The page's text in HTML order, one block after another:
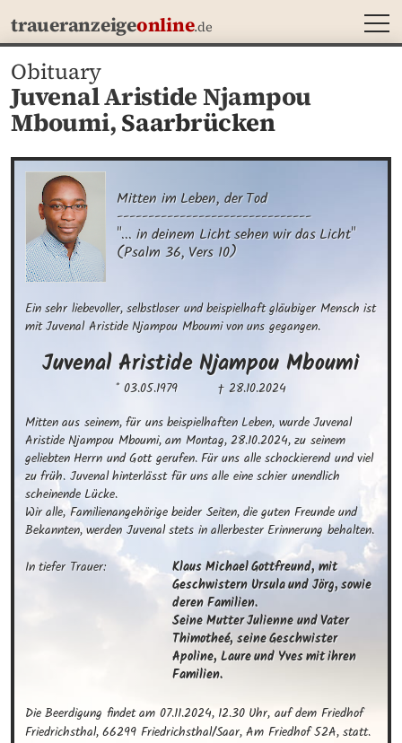
traueranzeigeonline.de
Obituary
Juvenal Aristide Njampou
Mboumi,Saarbrücken
Mitten im Leben, der Tod
-------------------------------
"... in deinem Licht sehen wir das Licht"
(Psalm 36, Vers 10)
Ein sehr liebevoller, selbstloser und beispielhaft gläubiger Mensch ist
mit Juvenal Aristide Njampou Mboumi von uns gegangen.
Juvenal AristideNjampou Mboumi
* 03.05.1979 † 28.10.2024
Mitten aus seinem, für uns beispielhaften Leben, wurde Juvenal
Aristide Njampou Mboumi, am Montag, 28.10.2024, zu seinem
geliebten Herrn und Gott gerufen. Für uns alle schockierend und viel
zu früh. Juvenal hinterlässt für uns alle eine schier unendlich
scheinende Lücke.
Wir alle, Familienangehörige beider Seiten, die guten Freunde und
Bekannten, werden Juvenal stets in allerbester Erinnerung behalten.
In tiefer Trauer:
Klaus Michael Gottfreund, mit
Geschwistern Ursula und Jörg, sowie
deren Familien.
Seine Mutter Julienne und Vater
Thimotheé, seine Geschwister
Apoline, Laure und Yves mit ihren
Familien.
Die Beerdigung findet am 07.11.2024, 12.30 Uhr, auf dem Friedhof
Friedrichsthal, 66299 Friedrichsthal/Saar, Am Friedhof 52A, statt.